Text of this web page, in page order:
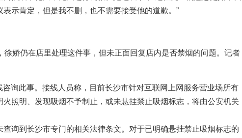
示肯定，但是我不删，也不需要接受他的道歉。”
娇仍在店里处理这件事，但未正面回复店内是否禁烟的问题。记者
询此事。接线人员称，目前长沙市针对互联网上网服务营业场所有
照明、发现吸烟不予制止，或未悬挂禁止吸烟标志，将由公安机关
询到长沙市专门的相关法律条文。对于已明确悬挂禁止吸烟标志的